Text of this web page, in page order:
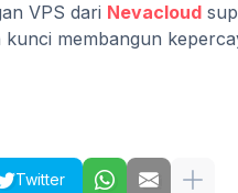
VPS dari Nevacloud
membangun
Twitter